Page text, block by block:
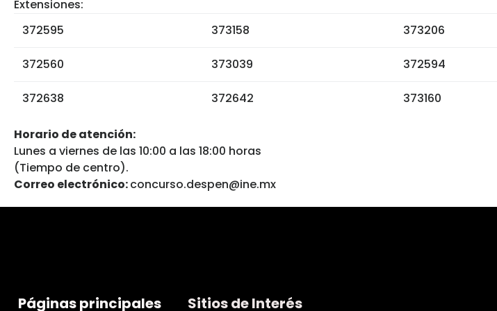
Extensiones:
372595
373158 373206
372560 373039 372594
372638 372642 373160
Horario de atención:
Lunes a viernes de las 10:00 a las 18:00 horas
(Tiempo de centro).
Correo electrónico:concurso.despen@ine.mx
Páginas principales Sitios de Interés